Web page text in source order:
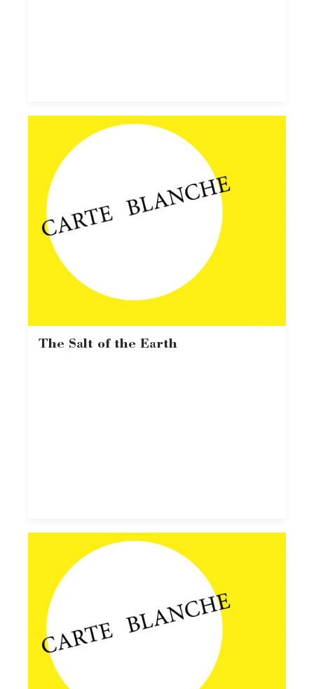
The Salt of the Earth